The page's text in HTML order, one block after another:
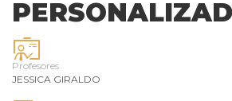
Profesores
JESSICA GIRALDO